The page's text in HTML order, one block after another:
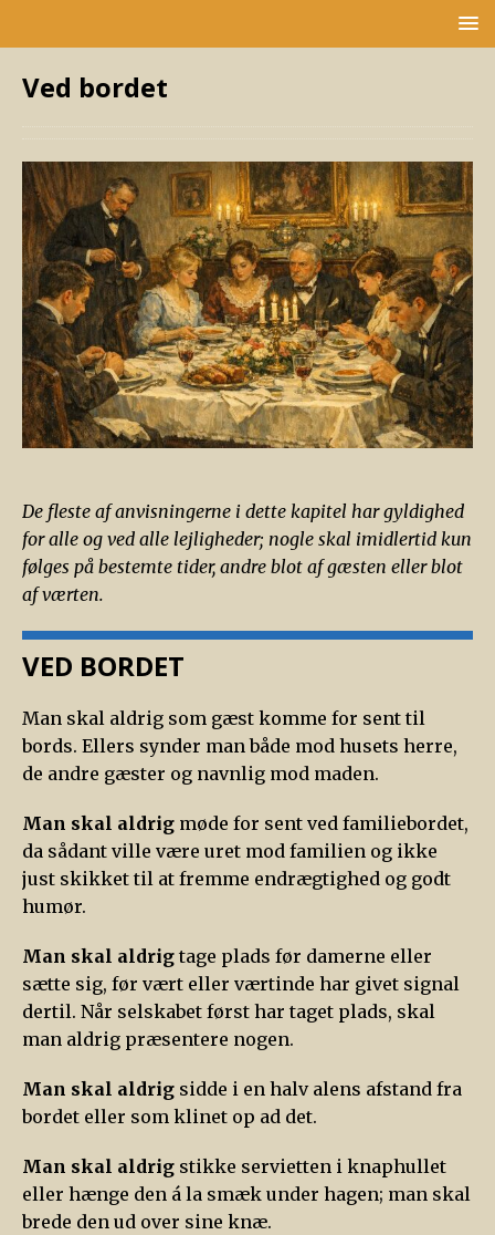
Ved bordet
De fleste af anvisningerne i dette kapitel har gyldighed
for alle og ved alle lejligheder; nogle skal imidlertid kun
følges på bestemte tider, andre blot af gæsten eller blot
af værten.
VED BORDET
Man skal aldrig som gæst komme for sent til
bords. Ellers synder man både mod husets herre,
de andre gæster og navnlig mod maden.
Man skal aldrig møde for sent ved familiebordet,
da sådant ville være uret mod familien og ikke
just skikket til at fremme endrægtighed og godt
humør.
Man skal aldrig tage plads før damerne eller
sætte sig, før vært eller værtinde har givet signal
dertil. Når selskabet først har taget plads, skal
man aldrig præsentere nogen.
Man skal aldrig sidde i en halv alens afstand fra
bordet eller som klinet op ad det.
Man skal aldrig stikke servietten i knaphullet
eller hænge den á la smæk under hagen; man skal
brede den ud over sine knæ.